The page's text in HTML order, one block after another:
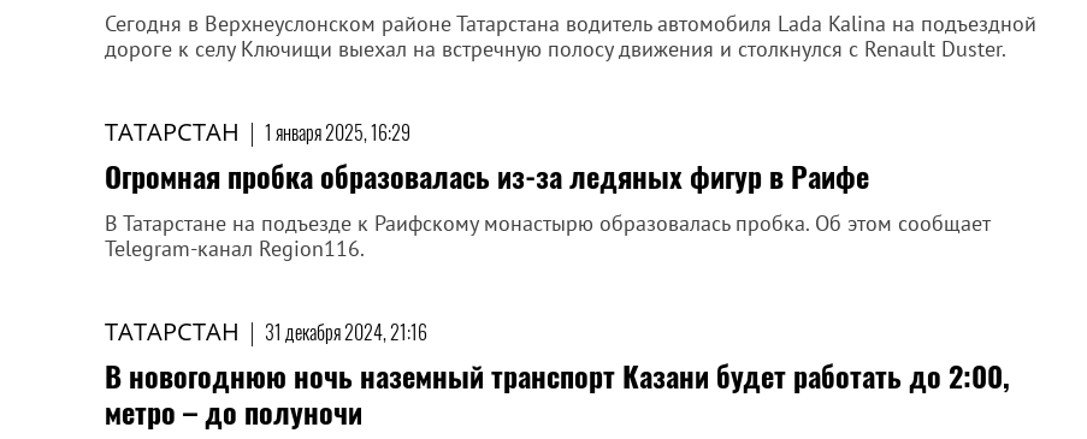
Сегодня в Верхнеуслонском районе Татарстана водитель автомобиля Lada Kalina на подъездной
дороге к селу Ключищи выехал на встречную полосу движения и столкнулся с Renault Duster.
ТАТАРСТАН | 1 января 2025, 16:29
Огромная пробка образовалась из-за ледяных фигур в Раифе
В Татарстане на подъезде к Раифскому монастырю образовалась пробка. Об этом сообщает
Telegram-канал Region116.
ТАТАРСТАН | 31 декабря 2024, 21:16
В новогоднюю ночь наземный транспорт Казани будет работать до 2:00,
метро – до полуночи